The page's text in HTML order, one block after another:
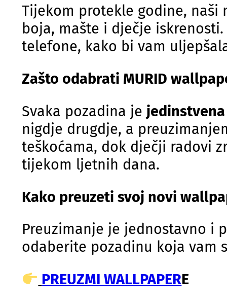
Tijekom protekle godine,
boja, mašte i dječje
telefone, kako bi vam
Zašto odabrati MURID
Svaka pozadina je jedinstvena
nigdje drugdje, a
teškoćama, dok dječji radovi
tijekom ljetnih dana.
Kako preuzeti svoj novi
Preuzimanje je jednostavno i
odaberite pozadinu koja vam
PREUZMI WALLPAPERE